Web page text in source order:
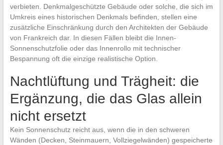
verbieten. Denkmalgeschützte Gebäude oder solche, die sich im
Umkreis eines historischen Denkmals befinden, stellen eine
zusätzliche Einschränkung durch den Architekten der Gebäude
von Frankreich dar. In diesen Fällen bleibt die Innen-
Sonnenschutzfolie oder das Innenrollo mit technischer
Bespannung oft die einzige realistische Option.
Nachtlüftung und Trägheit: die
Ergänzung, die das Glas allein
nicht ersetzt
Kein Sonnenschutz reicht aus, wenn die in den schweren
Wänden (Decken, Steinmauern, Vollziegelwänden) gespeicherte